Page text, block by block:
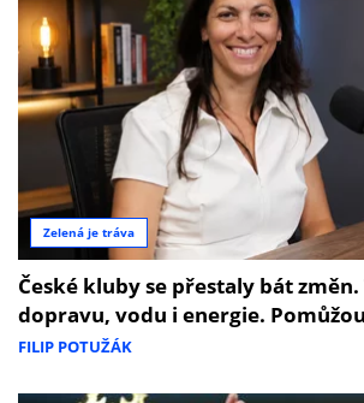
Zelená je tráva
České kluby se přestaly bát
dopravu, vodu i energie.
FILIP POTUŽÁK